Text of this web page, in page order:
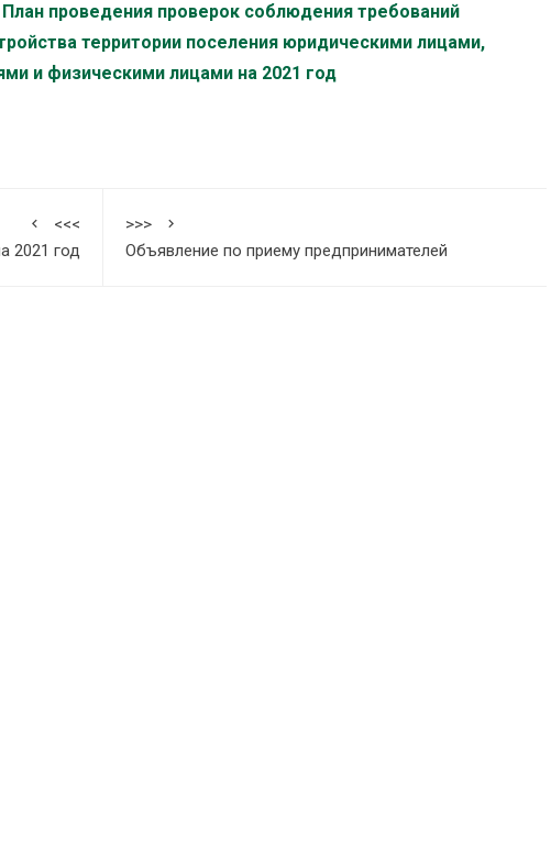
проведения проверок соблюдения требований
территории поселения юридическими лицами,
и физическими лицами на 2021 год
<<<
2021 год
>>>
Объявление по приему предпринимателей